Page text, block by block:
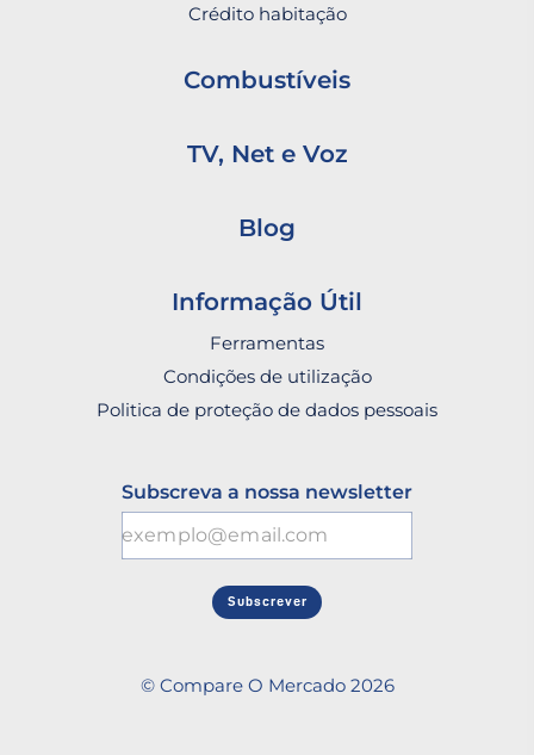
Crédito habitação
Combustíveis
TV, Net e Voz
Blog
Informação Útil
Ferramentas
Condições de utilização
Politica de proteção de dados pessoais
Subscreva a nossa newsletter
Subscrever
© Compare O Mercado 2026